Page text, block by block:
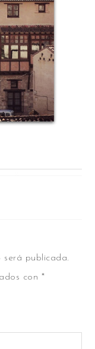
será publicada.
con *